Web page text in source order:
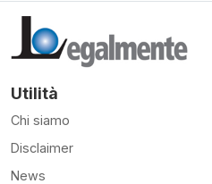
Utilità
Chi siamo
Disclaimer
News